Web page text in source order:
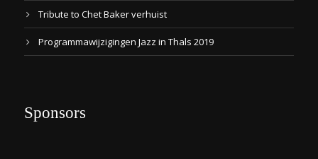
Tribute to Chet Baker verhuist
Programmawijzigingen Jazz in Thals 2019
Sponsors